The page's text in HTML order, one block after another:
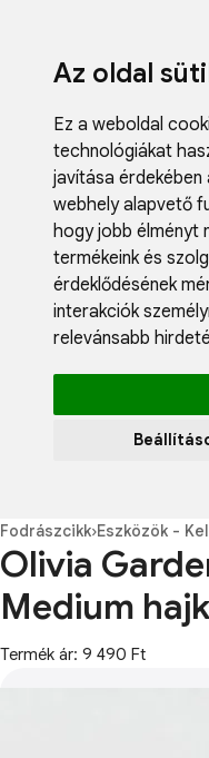
Az oldal
Ez a weboldal
technológiákat
javítása
webhely alapvető
hogy jobb élményt
termékeink és
érdeklődésének
interakciók
relevánsabb
Fodrászcikk›Eszközök -
Olivia
Medium
Termék ár: 9 490 Ft